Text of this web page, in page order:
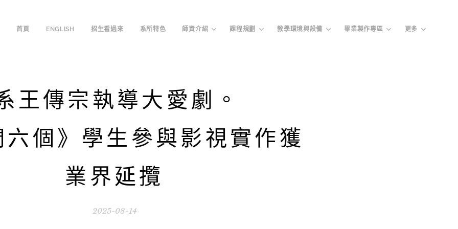
首頁 ENGLISH 招生看過來 系所特色 師資介紹 課程規劃 教學環境與設備 畢業製作專區 更多
王傳宗執導大愛劇。
個》學生參與影視實作獲
業界延攬
2025-08-14